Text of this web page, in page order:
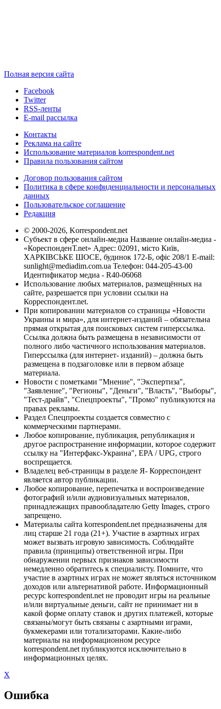
Полная версия сайта
Facebook
Twitter
RSS-ленты
E-mail рассылка
Контакты
Реклама на сайте
Использование материалов korrespondent.net
Правила пользования сайтом
Договор пользования сайтом
Политика в сфере конфиденциальности и персональных
данных
Пользовательское соглашение
Редакция
© 2000-2026, Korrespondent.net
Субъект в сфере онлайн-медиа Название онлайн-медиа -
«КореспонденТ.net» Адрес: 02091, місто Київ,
ХАРКІВСЬКЕ ШОСЕ, будинок 172-Б, офіс 208/1 E-mail:
sunlight@mediadim.com.ua Телефон: 044-205-43-00
Идентификатор медиа - R40-06068
Использование любых материалов, размещённых на
сайте, разрешается при условии ссылки на
Корреспондент.net.
При копировании материалов со страницы «Новости
Украины и мира», для интернет-изданий – обязательна
прямая открытая для поисковых систем гиперссылка.
Ссылка должна быть размещена в независимости от
полного либо частичного использования материалов.
Гиперссылка (для интернет- изданий) – должна быть
размещена в подзаголовке или в первом абзаце
материала.
Новости с пометками "Мнение", "Экспертиза",
"Заявление", "Регионы", "Деньги", "Власть", "Выборы",
"Тест-драйв", "Спецпроекты", "Промо" публикуются на
правах рекламы.
Раздел Спецпроекты создается совместно с
коммерческими партнерами.
Любое копирование, публикация, републикация и
другое распространение информации, которое содержит
ссылку на "Интерфакс-Украина", EPA / UPG, строго
воспрещается.
Владелец веб-страницы в разделе Я- Корреспондент
является автор публикации.
Любое копирование, перепечатка и воспроизведение
фотографий и/или аудиовизуальных материалов,
принадлежащих правообладателю Getty Images, строго
запрещено.
Материалы сайта korrespondent.net предназначены для
лиц старше 21 года (21+). Участие в азартных играх
может вызвать игровую зависимость. Соблюдайте
правила (принципы) ответственной игры. При
обнаружении первых признаков зависимости
немедленно обратитесь к специалисту. Помните, что
участие в азартных играх не может являться источником
доходов или альтернативой работе. Информационный
ресурс korrespondent.net не проводит игры на реальные
и/или виртуальные деньги, сайт не принимает ни в
какой форме оплату ставок и других платежей, которые
связаны/могут быть связаны с азартными играми,
букмекерами или тотализаторами. Какие-либо
материалы на информационном ресурсе
korrespondent.net публикуются исключительно в
информационных целях.
X
Ошибка